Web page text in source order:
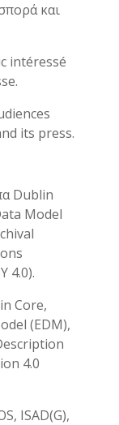
και
intéressé
its press.
Dublin
Model
4.0).
Core,
(EDM),
4.0
ISAD(G),